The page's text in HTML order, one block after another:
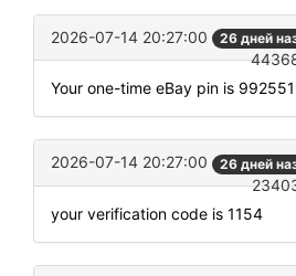
2026-07-14 20:27:00 26 дней
Your one-time eBay pin is 992551
2026-07-14 20:27:00 26 дней
your verification code is 1154